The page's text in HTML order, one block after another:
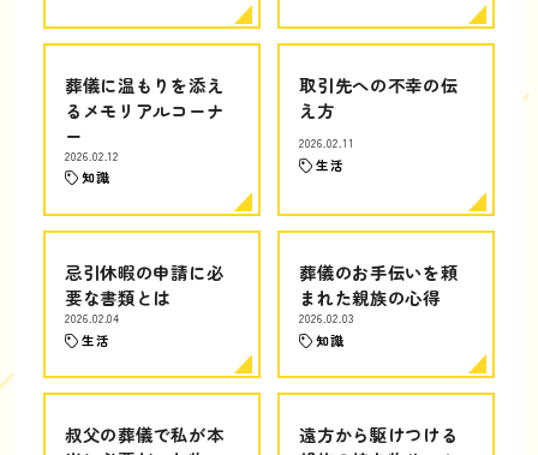
葬儀に温もりを添え
るメモリアルコーナ
ー
2026.02.12
知識
取引先への不幸の伝
え方
2026.02.11
生活
忌引休暇の申請に必
要な書類とは
2026.02.04
生活
葬儀のお手伝いを頼
まれた親族の心得
2026.02.03
知識
叔父の葬儀で私が本
遠方から駆けつける